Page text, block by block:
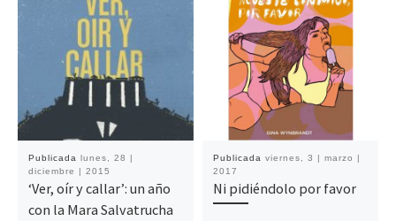
Publicada lunes, 28 |
diciembre | 2015
‘Ver, oír y callar’: un año
con la Mara Salvatrucha
Publicada viernes, 3 | marzo |
2017
Ni pidiéndolo por favor